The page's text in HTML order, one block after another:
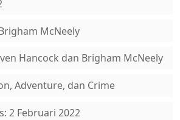
McNeely
Hancock dan Brigham McNeely
Adventure, dan Crime
2 Februari 2022